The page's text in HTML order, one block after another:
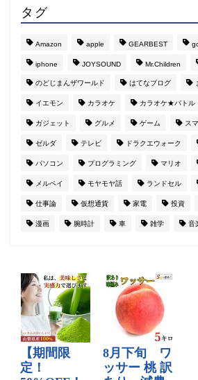
タグ
Amazon apple GEARBEST
iphone JOYSOUND Mr.Children
のどじまんザワールド はてなブログ
イエモン カラオケ カラオケ★バトル
ガジェット グルメ ゲーム ス
ゼルダ テレビ ドラクエウォーク
パソコン プログラミング マリオ
メルペイ モヤモヤ話 ランドセル
仕事論 仮想通貨 家電 投資
漫画 腕時計 車 雑学 音